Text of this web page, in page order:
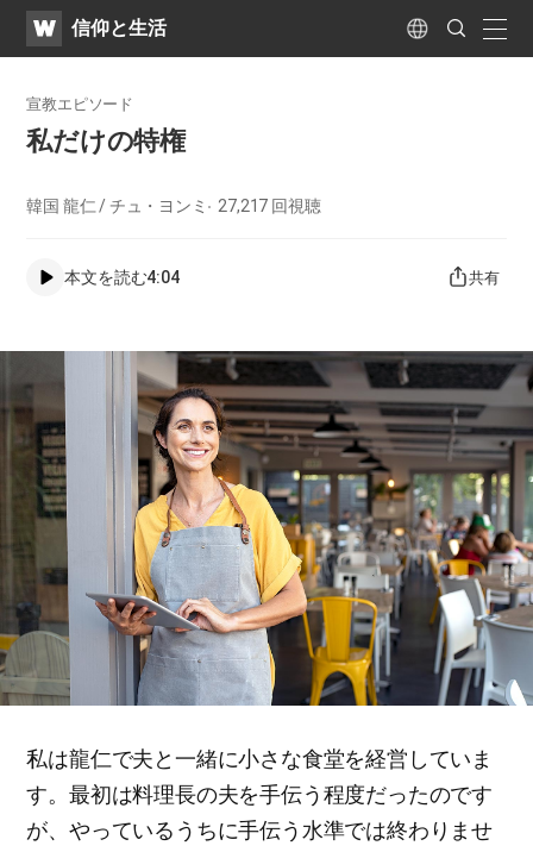
WATV​信仰と生活 Language
Search
Submit
宣教エピソード
私だけの特権
韓国 龍仁 / チュ・ヨンミ 27,217 回視聴
本文を読む4:04 共有
私は龍仁で夫と一緒に小さな食堂を経営していま
す。最初は料理長の夫を手伝う程度だったのです
が、やっているうちに手伝う水準では終わりませ